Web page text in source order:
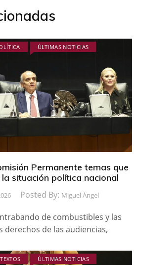
ÚLTIMAS NOTICIAS
Permanente temas que
situación política nacional
Posted By: Miguel Ángel
de combustibles y las
derechos de las audiencias,
ÚLTIMAS NOTICIAS